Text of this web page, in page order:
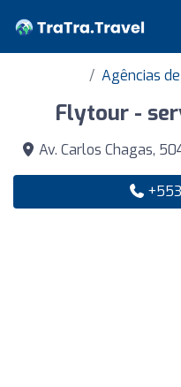
Agências
Flytour -
Av. Carlos Chagas,